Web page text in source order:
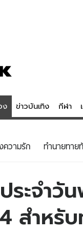
ง ข่าวบันเทิง กีฬา
ดูดวง - ตรวจ
สถิติหวยไทย
หวยลาว
ความรัก ทํานายทาย
ระจำวั
สำหรั